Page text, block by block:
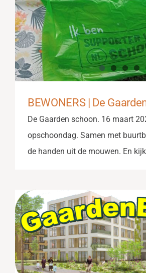
BEWONERS | De
De Gaarden schoon. 16 maart
opschoondag. Samen met
de handen uit de mouwen. En